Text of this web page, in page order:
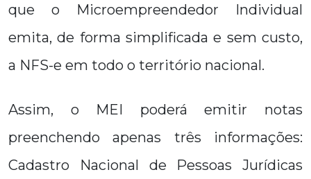
que o Microempreendedor Individual
emita, de forma simplificada e sem custo,
a NFS-e em todo o território nacional.
Assim, o MEI poderá emitir notas
preenchendo apenas três informações:
Cadastro Nacional de Pessoas Jurídicas